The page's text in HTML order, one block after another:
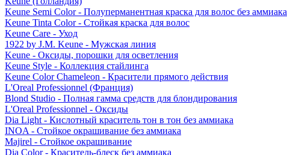
Keune Semi Color - Полуперманентная краска для волос без аммиака
Keune Tinta Color - Стойкая краска для волос
Keune Care - Уход
1922 by J.M. Keune - Мужская линия
Keune - Оксиды, порошки для осветления
Keune Style - Коллекция стайлинга
Keune Color Chameleon - Красители прямого действия
L'Oreal Professionnel (Франция)
Blond Studio - Полная гамма средств для блондирования
L'Oreal Professionnel - Оксиды
Dia Light - Кислотный краситель тон в тон без аммиака
INOA - Стойкое окрашивание без аммиака
Majirel - Стойкое окрашивание
Dia Color - Краситель-блеск без аммиака